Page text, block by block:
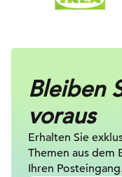
Bleiben
voraus
Erhalten Sie
Themen aus dem
Ihren